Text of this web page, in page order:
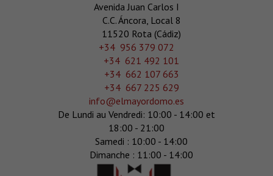
Avenida Juan Carlos I
C.C. Áncora, Local 8
11520 Rota (Cádiz)
‎+34 956 379 072
+34 621 492 101
+34 662 107 663
+34 667 225 629
info@elmayordomo.es
De Lundi au Vendredi: 10:00 - 14:00 et
18:00 - 21:00
Samedi : 10:00 - 14:00
Dimanche : 11:00 - 14:00